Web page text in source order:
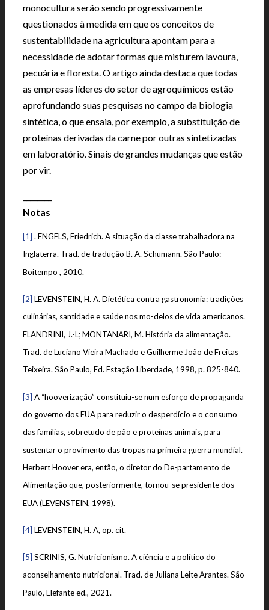
monocultura serão sendo progressivamente
questionados à medida em que os conceitos de
sustentabilidade na agricultura apontam para a
necessidade de adotar formas que misturem lavoura,
pecuária e floresta. O artigo ainda destaca que todas
as empresas líderes do setor de agroquímicos estão
aprofundando suas pesquisas no campo da biologia
sintética, o que ensaia, por exemplo, a substituição de
proteínas derivadas da carne por outras sintetizadas
em laboratório. Sinais de grandes mudanças que estão
por vir.
Notas
[1] . ENGELS, Friedrich. A situação da classe trabalhadora na
Inglaterra. Trad. de tradução B. A. Schumann. São Paulo:
Boitempo , 2010.
[2] LEVENSTEIN, H. A. Dietética contra gastronomia: tradições
culinárias, santidade e saúde nos mo-delos de vida americanos.
FLANDRINI, J.-L; MONTANARI, M. História da alimentação.
Trad. de Luciano Vieira Machado e Guilherme João de Freitas
Teixeira. São Paulo, Ed. Estação Liberdade, 1998, p. 825-840.
[3] A “hooverização” constituiu-se num esforço de propaganda
do governo dos EUA para reduzir o desperdício e o consumo
das famílias, sobretudo de pão e proteínas animais, para
sustentar o provimento das tropas na primeira guerra mundial.
Herbert Hoover era, então, o diretor do De-partamento de
Alimentação que, posteriormente, tornou-se presidente dos
EUA (LEVENSTEIN, 1998).
[4] LEVENSTEIN, H. A, op. cit.
[5] SCRINIS, G. Nutricionismo. A ciência e a político do
aconselhamento nutricional. Trad. de Juliana Leite Arantes. São
Paulo, Elefante ed., 2021.